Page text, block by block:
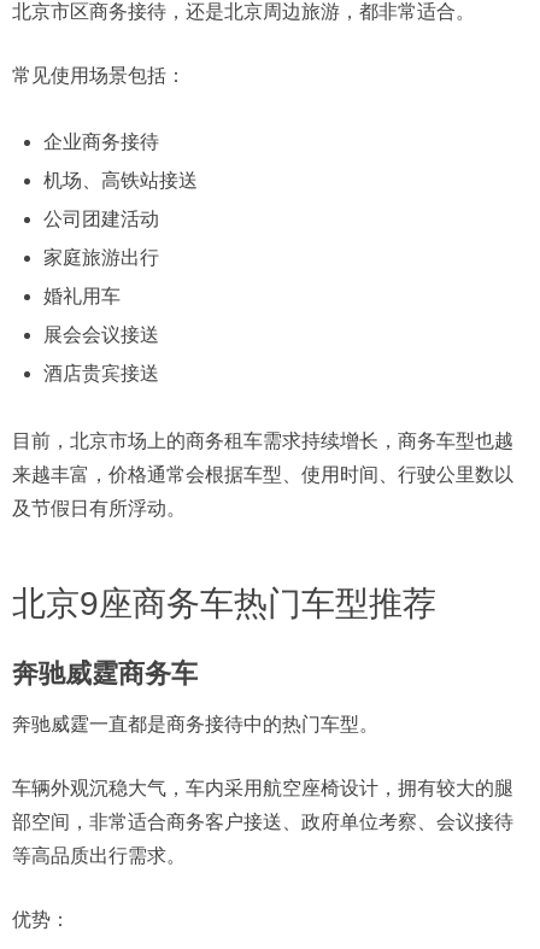
北京市区商务接待，还是北京周边旅游，都非常适合。
常见使用场景包括：
企业商务接待
机场、高铁站接送
公司团建活动
家庭旅游出行
婚礼用车
展会会议接送
酒店贵宾接送
目前，北京市场上的商务租车需求持续增长，商务车型也越
来越丰富，价格通常会根据车型、使用时间、行驶公里数以
及节假日有所浮动。
北京9座商务车热门车型推荐
奔驰威霆商务车
奔驰威霆一直都是商务接待中的热门车型。
车辆外观沉稳大气，车内采用航空座椅设计，拥有较大的腿
部空间，非常适合商务客户接送、政府单位考察、会议接待
等高品质出行需求。
优势：